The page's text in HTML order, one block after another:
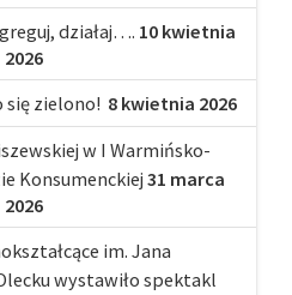
działaj…. 10 kwietnia
2026
się zielono! 8 kwietnia 2026
w I Warmińsko-
Konsumenckiej 31 marca
2026
im. Jana
wystawiło spektakl